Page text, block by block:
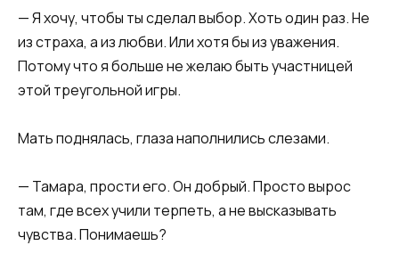
— Я хочу, чтобы ты сделал выбор. Хоть один раз. Не
из страха, а из любви. Или хотя бы из уважения.
Потому что я больше не желаю быть участницей
этой треугольной игры.
Мать поднялась, глаза наполнились слезами.
— Тамара, прости его. Он добрый. Просто вырос
там, где всех учили терпеть, а не высказывать
чувства. Понимаешь?